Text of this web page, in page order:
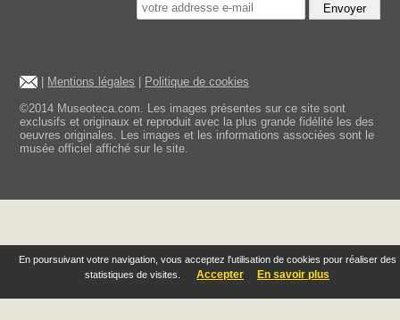
En poursuivant votre navigation, vous acceptez l'utilisation de cookies pour réaliser des
statistiques de visites.
Accepter En savoir plus
Envoyer
Mentions légales
Politique de cookies
©2014 Museoteca.com. Les images présentes sur ce site sont
exclusifs et originaux et reproduit avec la plus grande fidélité les des
oeuvres originales. Les images et les informations associées sont le
musée officiel affiché sur le site.